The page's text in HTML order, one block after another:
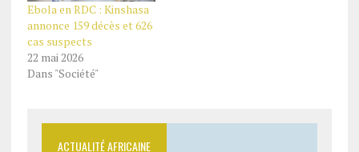
Ebola en RDC : Kinshasa
annonce 159 décès et 626
cas suspects
22 mai 2026
Dans "Société"
ACTUALITÉ AFRICAINE